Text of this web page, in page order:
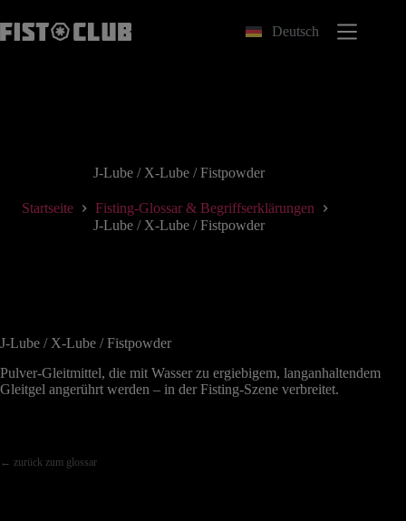
Inhalt
springen
Deutsch
J-Lube / X-Lube / Fistpowder
Startseite
Fisting-Glossar & Begriffserklärungen
J-Lube / X-Lube / Fistpowder
J-Lube / X-Lube / Fistpowder
Pulver-Gleitmittel, die mit Wasser zu ergiebigem, langanhaltendem
Gleitgel angerührt werden – in der Fisting-Szene verbreitet.
← zurück zum glossar